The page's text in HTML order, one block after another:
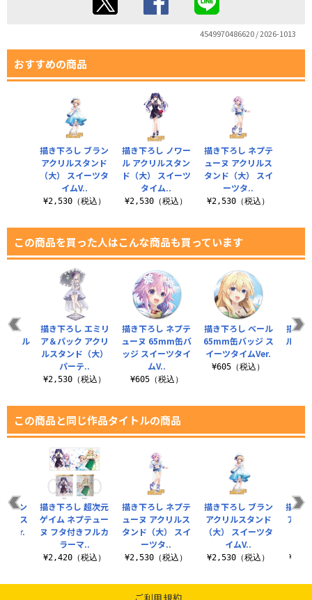
4549970486620 / 2026-1013
おすすめの商品
描き下ろし ノワー
ル アクリルスタン
ド（大） スイーツ
タイム..
¥2,530（税込）
描き下ろし ネプテ
ューヌ アクリルス
タンド（大） スイ
ーツタ..
¥2,530（税込）
描き下ろし ブラン
アクリルスタンド
（大） スイーツタ
イムV..
¥2,530（税込）
この商品を買った人はこんな商品も買っています
描き下ろし ネプテ
ューヌ 65mm缶バ
ッジ スイーツタイ
ムV..
¥605（税込）
描き下ろし ベール
65mm缶バッジ ス
イーツタイムVer.
¥605（税込）
描き
ル
3rd
クリル
描き下ろし エミリ
ア＆パック アクリ
ルスタンド（大）
パーテ..
¥2,530（税込）
この商品と同じ作品タイトルの商品
描き下ろし ネプテ
ューヌ アクリルス
タンド（大） スイ
ーツタ..
¥2,530（税込）
描き下ろし ブラン
アクリルスタンド
（大） スイーツタ
イムV..
¥2,530（税込）
描き
アク
ラン
ジ ス
Ver.
描き下ろし 超次元
ゲイム ネプテュー
ヌ フタ付きフルカ
ラーマ..
¥2,420（税込）